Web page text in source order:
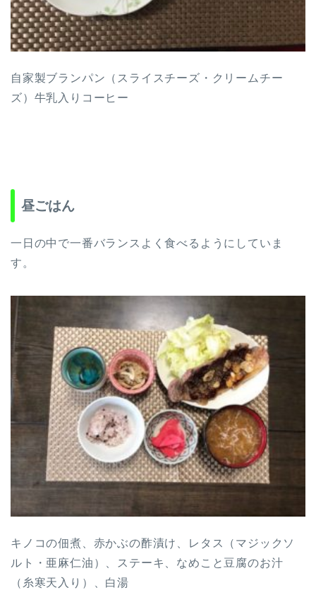
自家製ブランパン（スライスチーズ・クリームチー
ズ）牛乳入りコーヒー
昼ごはん
一日の中で一番バランスよく食べるようにしていま
す。
キノコの佃煮、赤かぶの酢漬け、レタス（マジックソ
ルト・亜麻仁油）、ステーキ、なめこと豆腐のお汁
（糸寒天入り）、白湯